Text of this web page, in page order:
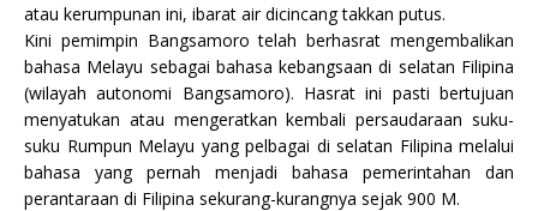
atau kerumpunan ini, ibarat air dicincang takkan putus.
Kini pemimpin Bangsamoro telah berhasrat mengembalikan
bahasa Melayu sebagai bahasa kebangsaan di selatan Filipina
(wilayah autonomi Bangsamoro). Hasrat ini pasti bertujuan
menyatukan atau mengeratkan kembali persaudaraan suku-
suku Rumpun Melayu yang pelbagai di selatan Filipina melalui
bahasa yang pernah menjadi bahasa pemerintahan dan
perantaraan di Filipina sekurang-kurangnya sejak 900 M.